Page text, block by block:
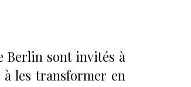
Berlin sont invités à
les transformer en